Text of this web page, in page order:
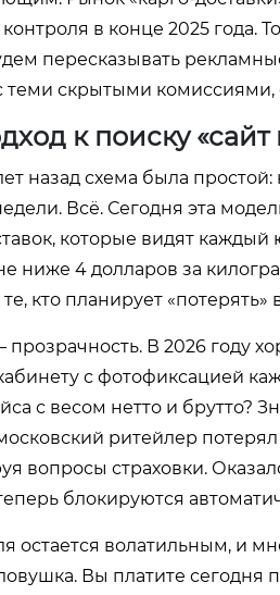
в конце 2025 года.
пересказывать
теми скрытыми
к поиску «сайт
назад схема была
Всё. Сегодня эта
которые видят
ниже 4 долларов за
кто планирует
В 2026 году
с фотофиксацией
с весом нетто и брутто?
ритейлер
вопросы страховки.
блокируются
остается волатильным, и
Вы платите сегодня